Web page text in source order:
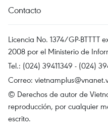
Contacto
Licencia No. 1374/GP-BTTTT
2008 por el Ministerio de
Tel.: (024) 39411349 - (024)
Correo:
© Derechos de autor de
reproducción, por cualquier
escrito.